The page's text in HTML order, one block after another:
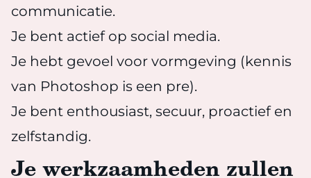
communicatie.
Je bent actief op social media.
Je hebt gevoel voor vormgeving (kennis
van Photoshop is een pre).
Je bent enthousiast, secuur, proactief en
zelfstandig.
Je werkzaamheden zullen